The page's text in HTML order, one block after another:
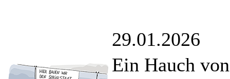
29.01.2026
Ein Hauch